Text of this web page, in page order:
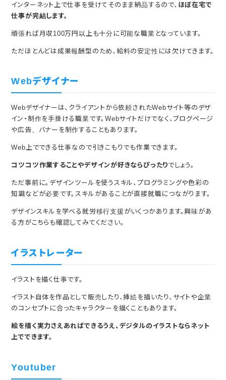
インターネット上で仕事を受けてそのまま納品するので、 ほぼ在宅で
仕事が完結します。
頑張れば月収100万円以上も十分に可能な職業となっています。
ただほとんどは成果報酬型のため、給料の安定性には欠けてきます。
Webデザイナー
Webデザイナーは、クライアントから依頼されたWebサイト等のデザ
イン・制作を手掛ける職業です。Webサイトだけでなく、ブログページ
や広告、バナーを制作することもあります。
Web上でできる仕事なので引きこもりでも作業できます。
コツコツ作業することやデザインが好きならぴったりでしょう。
ただ事前に。デザインツールを使うスキル、プログラミングや色彩の
知識などが必要です。スキルがあることが直接就職につながります。
デザインスキルを学べる就労移行支援がいくつかあります。興味があ
る方がこちらも確認してみてください。
イラストレーター
イラストを描く仕事です。
イラスト自体を作品として販売したり、挿絵を描いたり、サイトや企業
のコンセプトに合ったキャラクターを描くこともあります。
絵を描く実力さえあればできるうえ、デジタルのイラストならネット
上でできます。
Youtuber